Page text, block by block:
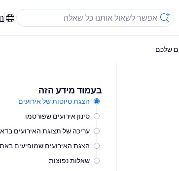
בעמוד מידע הזה
הצגת טיוטות של אירועים
סינון אירועים שפורסמו
עריכה של תצוגת האירועים
הצגת האירועים שמופיעים
שאלות נפוצות